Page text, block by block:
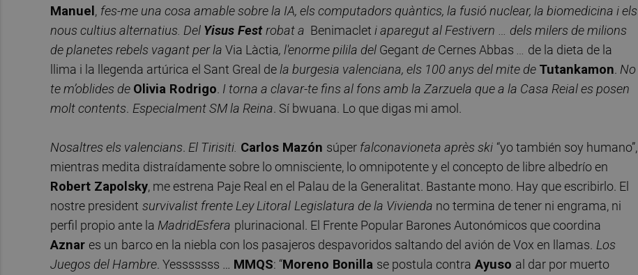
Manuel , fes-me una cosa amable sobre la IA, els computadors quàntics, la fusió nuclear, la biomedicina i els
nous cultius alternatius. Del Yisus Fest robat a Benimaclet i aparegut al Festivern
… dels milers de milions
de planetes rebels vagant per la Via Làctia, l'enorme pilila del Gegant de Cernes Abbas
de la dieta de la
llima i la llegenda artúrica el Sant Greal dela burgesia valenciana, els 100 anys del mite de Tutankamon. No
te m’oblides de Olivia Rodrigo. I torna a clavar-te fins al fons amb la Zarzuela que a la Casa Reial es posen
molt contents. Especialment SM la Reina. Sí bwuana. Lo que digas mi amol.
Nosaltres els valencians. El Tirisiti. Carlos Mazón súper falconavioneta après ski “yo también soy humano”,
mientras medita distraídamente sobre lo omnisciente, lo omnipotente y el concepto de libre albedrío en
Robert Zapolsky, me estrena Paje Real en el Palau de la Generalitat. Bastante mono. Hay que escribirlo. El
nostre president survivalist frente Ley Litoral Legislatura de la Vivienda no termina de tener ni engrama, ni
perfil propio ante la MadridEsfera plurinacional. El Frente Popular Barones Autonómicos que coordina
Aznar es un barco en la niebla con los pasajeros despavoridos saltando del avión de Vox en llamas. Los
Juegos del Hambre. Yesssssss … MMQS: “Moreno Bonilla se postula contra Ayuso al dar por muerto